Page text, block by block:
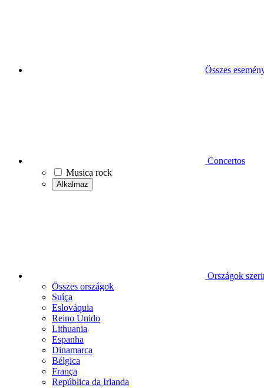
Összes
Concertos
Musica rock
Alkalmaz
Országok
Összes országok
Suíça
Eslováquia
Reino Unido
Lithuania
Espanha
Dinamarca
Bélgica
França
República da Irlanda